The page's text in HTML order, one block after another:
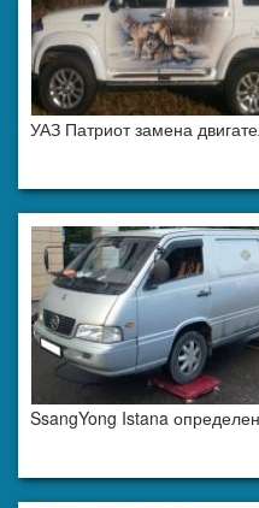
УАЗ Патриот замена
SsangYong Istana